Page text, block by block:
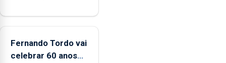
da
entre
2022
Fernando Tordo vai
celebrar 60 anos